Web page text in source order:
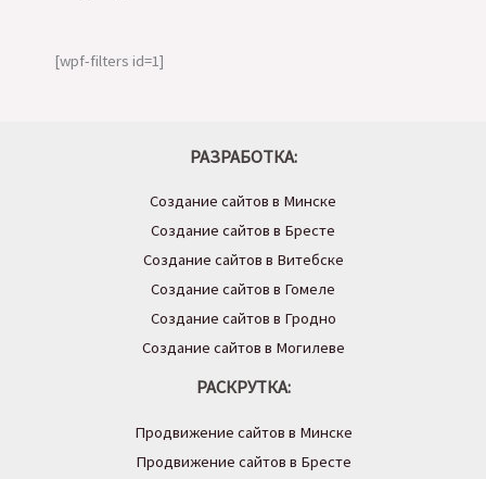
[wpf-filters id=1]
РАЗРАБОТКА:
Создание сайтов в Минске
Создание сайтов в Бресте
Создание сайтов в Витебске
Создание сайтов в Гомеле
Создание сайтов в Гродно
Создание сайтов в Могилеве
РАСКРУТКА:
Продвижение сайтов в Минске
Продвижение сайтов в Бресте